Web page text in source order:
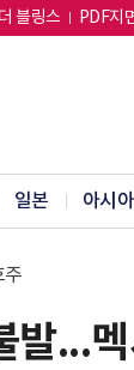
더 블링스 PDF지
일본 아시
주
발...